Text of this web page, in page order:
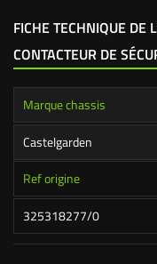
FICHE TECHNIQUE DE
CONTACTEUR DE
Marque chassis
Castelgarden
Ref origine
325318277/0